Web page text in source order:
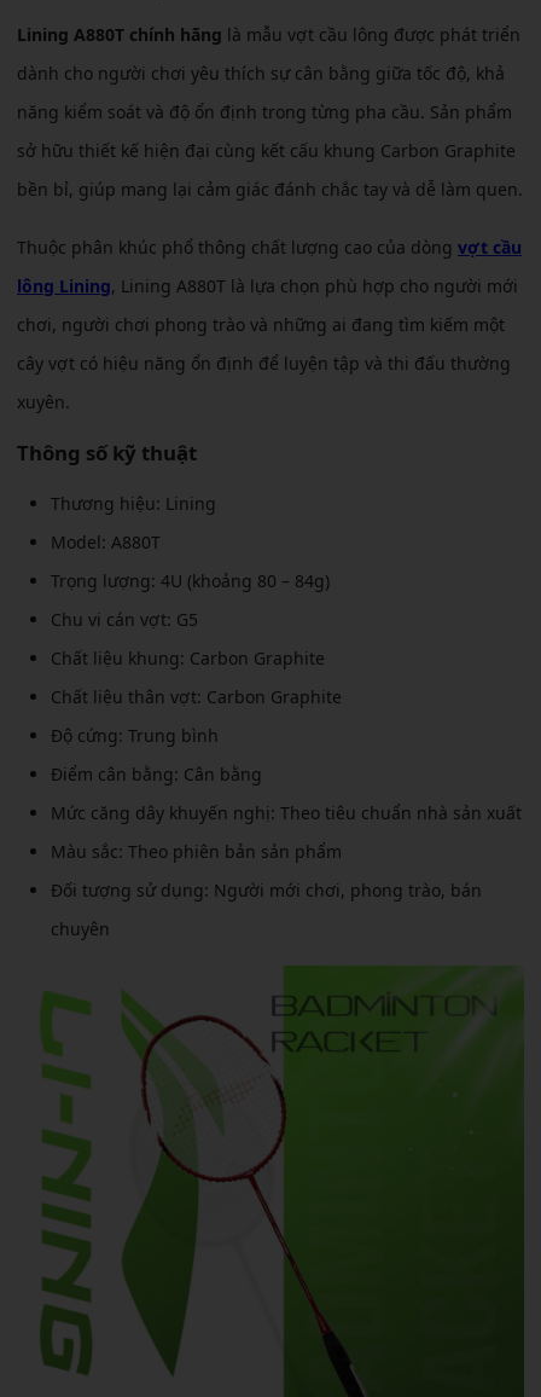
Lining A880T chính hãng là mẫu vợt cầu lông được phát triển
dành cho người chơi yêu thích sự cân bằng giữa tốc độ, khả
năng kiểm soát và độ ổn định trong từng pha cầu. Sản phẩm
sở hữu thiết kế hiện đại cùng kết cấu khung Carbon Graphite
bền bỉ, giúp mang lại cảm giác đánh chắc tay và dễ làm quen.
Thuộc phân khúc phổ thông chất lượng cao của dòng vợt cầu
lông Lining, Lining A880T là lựa chọn phù hợp cho người mới
chơi, người chơi phong trào và những ai đang tìm kiếm một
cây vợt có hiệu năng ổn định để luyện tập và thi đấu thường
xuyên.
Thông số kỹ thuật
Thương hiệu: Lining
Model: A880T
Trọng lượng: 4U (khoảng 80 – 84g)
Chu vi cán vợt: G5
Chất liệu khung: Carbon Graphite
Chất liệu thân vợt: Carbon Graphite
Độ cứng: Trung bình
Điểm cân bằng: Cân bằng
Mức căng dây khuyến nghị: Theo tiêu chuẩn nhà sản xuất
Màu sắc: Theo phiên bản sản phẩm
Đối tượng sử dụng: Người mới chơi, phong trào, bán
chuyên